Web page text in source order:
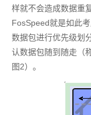
样就不会造成数据重
FosSpeed就是如此
数据包进行优先级划
认数据包随到随走（
图2）。